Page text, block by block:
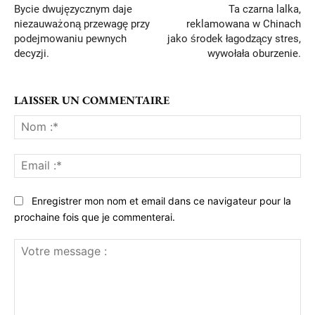
Bycie dwujęzycznym daje
niezauważoną przewagę przy
podejmowaniu pewnych
decyzji.
Ta czarna lalka,
reklamowana w Chinach
jako środek łagodzący stres,
wywołała oburzenie.
LAISSER UN COMMENTAIRE
:*
:*
Enregistrer mon nom et email dans ce navigateur pour la
prochaine fois que je commenterai.